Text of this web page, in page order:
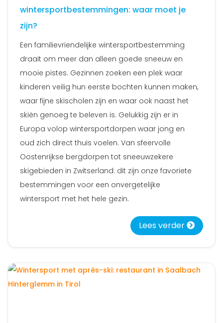
wintersportbestemmingen: waar moet je
zijn?
Een familievriendelijke wintersportbestemming
draait om meer dan alleen goede sneeuw en
mooie pistes. Gezinnen zoeken een plek waar
kinderen veilig hun eerste bochten kunnen maken,
waar fijne skischolen zijn en waar ook naast het
skiën genoeg te beleven is. Gelukkig zijn er in
Europa volop wintersportdorpen waar jong en
oud zich direct thuis voelen. Van sfeervolle
Oostenrijkse bergdorpen tot sneeuwzekere
skigebieden in Zwitserland: dit zijn onze favoriete
bestemmingen voor een onvergetelijke
wintersport met het hele gezin.
Lees verder